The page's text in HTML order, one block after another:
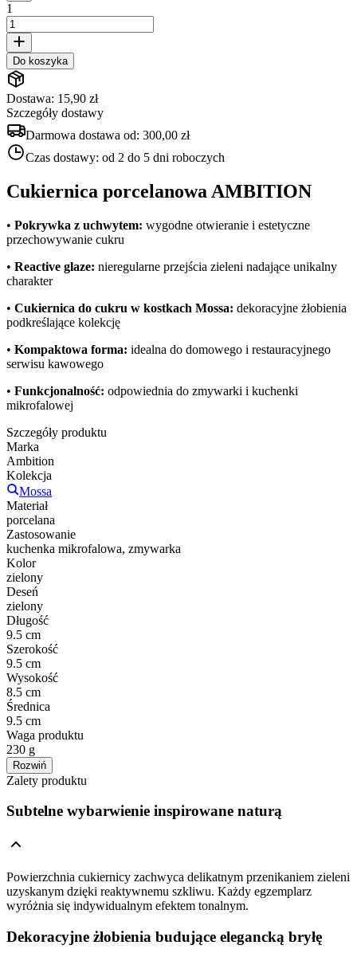
1
Do koszyka
Dostawa: 15,90 zł
Szczegóły dostawy
Darmowa dostawa od: 300,00 zł
Czas dostawy: od 2 do 5 dni roboczych
Cukiernica porcelanowa AMBITION
• Pokrywka z uchwytem: wygodne otwieranie i estetyczne
przechowywanie cukru
• Reactive glaze: nieregularne przejścia zieleni nadające unikalny
charakter
• Cukiernica do cukru w kostkach Mossa: dekoracyjne żłobienia
podkreślające kolekcję
• Kompaktowa forma: idealna do domowego i restauracyjnego
serwisu kawowego
• Funkcjonalność: odpowiednia do zmywarki i kuchenki
mikrofalowej
Szczegóły produktu
Marka
Ambition
Kolekcja
Mossa
Materiał
porcelana
Zastosowanie
kuchenka mikrofalowa, zmywarka
Kolor
zielony
Deseń
zielony
Długość
9.5 cm
Szerokość
9.5 cm
Wysokość
8.5 cm
Średnica
9.5 cm
Waga produktu
230 g
Rozwiń
Zalety produktu
Subtelne wybarwienie inspirowane naturą
Powierzchnia cukiernicy zachwyca delikatnym przenikaniem zieleni
uzyskanym dzięki reaktywnemu szkliwu. Każdy egzemplarz
wyróżnia się indywidualnym efektem tonalnym.
Dekoracyjne żłobienia budujące elegancką bryłę